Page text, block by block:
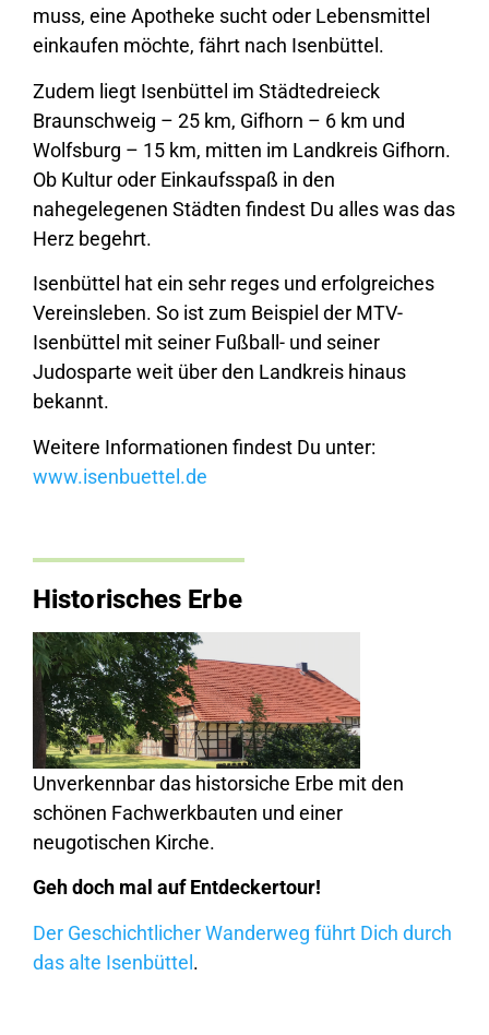
muss, eine Apotheke sucht oder Lebensmittel
einkaufen möchte, fährt nach Isenbüttel.
Zudem liegt Isenbüttel im Städtedreieck
Braunschweig – 25 km, Gifhorn – 6 km und
Wolfsburg – 15 km, mitten im Landkreis Gifhorn.
Ob Kultur oder Einkaufsspaß in den
nahegelegenen Städten findest Du alles was das
Herz begehrt.
Isenbüttel hat ein sehr reges und erfolgreiches
Vereinsleben. So ist zum Beispiel der MTV-
Isenbüttel mit seiner Fußball- und seiner
Judosparte weit über den Landkreis hinaus
bekannt.
Weitere Informationen findest Du unter:
www.isenbuettel.de
Historisches Erbe
Unverkennbar das historsiche Erbe mit den
schönen Fachwerkbauten und einer
neugotischen Kirche.
Geh doch mal auf Entdeckertour!
Der Geschichtlicher Wanderweg führt Dich durch
das alte Isenbüttel.